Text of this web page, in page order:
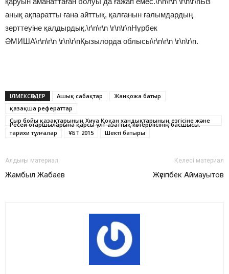
ІЛМЕКСӨЗДЕР Ашық сабақтар
Жанқожа батыр
қазақша рефераттар
Сыр бойы қазақтарының Хиуа Қоқан хандықтарының езгісіне және
Ресей отаршыларына қарсы ұлт-азаттық көтерілісінің басшысы.
тарихи тұлғалар
ҰБТ 2015 Шекті батыры
Алдыңғы материал
Жамбыл Жабаев
Келесі материал
Жүсіпбек Аймауытов